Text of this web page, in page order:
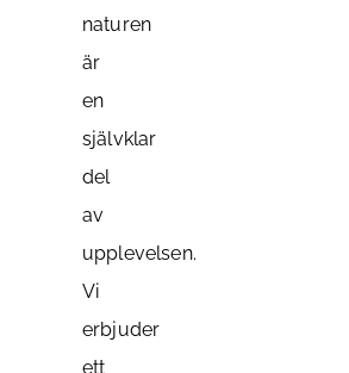
naturen
är
en
självklar
del
av
upplevelsen.
Vi
erbjuder
ett